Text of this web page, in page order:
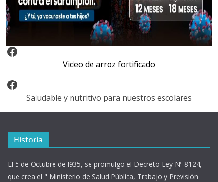
Video Arroz Fortificado
Video de arroz fortificado
Facebook
Saludable y nutritivo para nuestros escolares
Historia
El 5 de Octubre de l935, se promulgo el Decreto Ley Nº 8124,
que crea el " Ministerio de Salud Pública, Trabajo y Previsión